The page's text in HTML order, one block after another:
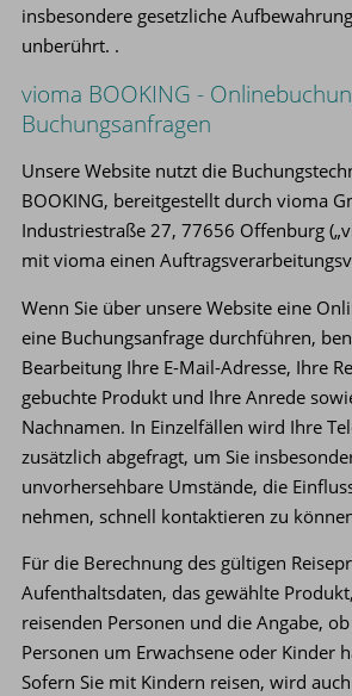
insbesondere gesetzliche
unberührt. .
vioma BOOKING -
Buchungsanfragen
Unsere Website nutzt die
BOOKING, bereitgestellt durch vioma
Industriestraße 27, 77656 Offenburg
mit vioma einen
Wenn Sie über unsere Website eine
eine Buchungsanfrage durchführen,
Bearbeitung Ihre E-Mail-Adresse, Ihre
gebuchte Produkt und Ihre Anrede
Nachnamen. In Einzelfällen wird Ihre
zusätzlich abgefragt, um Sie
unvorhersehbare Umstände, die
nehmen, schnell kontaktieren zu
Für die Berechnung des gültigen
Aufenthaltsdaten, das gewählte
reisenden Personen und die Angabe,
Personen um Erwachsene oder Kinder
Sofern Sie mit Kindern reisen, wird